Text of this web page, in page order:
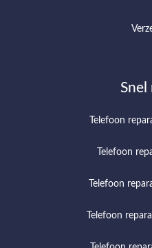
Snel
Telefoon
Telefoon
Telefoon
Telefoon